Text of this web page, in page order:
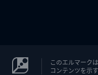
このエルマーク
コンテンツを示